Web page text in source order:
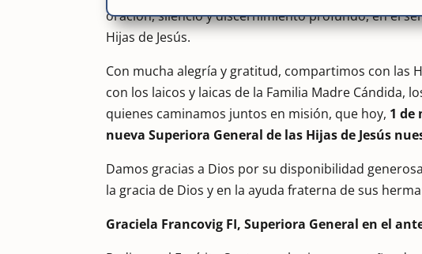
oración, silencio y discernimiento profundo, en el
Hijas de Jesús.
Con mucha alegría y gratitud, compartimos con las
con los laicos y laicas de la Familia Madre Cándida,
quienes caminamos juntos en misión, que hoy, 1 de
nueva Superiora General de las Hijas de Jesús
Damos gracias a Dios por su disponibilidad
la gracia de Dios y en la ayuda fraterna de sus
Graciela Francovig FI, Superiora General en el